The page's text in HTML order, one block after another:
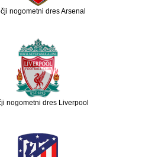
nogometni dres Arsenal
nogometni dres Liverpool